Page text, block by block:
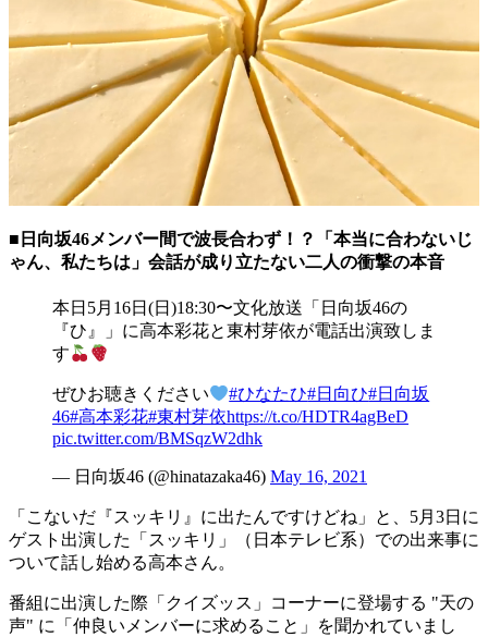
■日向坂46メンバー間で波長合わず！？「本当に合わないじ
ゃん、私たちは」会話が成り立たない二人の衝撃の本音
本日5月16日(日)18:30〜文化放送「日向坂46の
『ひ』」に高本彩花と東村芽依が電話出演致しま
す
ぜひお聴きください #ひなたひ#日向ひ#日向坂
46#高本彩花#東村芽依https://t.co/HDTR4agBeD
pic.twitter.com/BMSqzW2dhk
— 日向坂46 (@hinatazaka46) May 16, 2021
「こないだ『スッキリ』に出たんですけどね」と、5月3日に
ゲスト出演した「スッキリ」（日本テレビ系）での出来事に
ついて話し始める高本さん。
番組に出演した際「クイズッス」コーナーに登場する "天の
声" に「仲良いメンバーに求めること」を聞かれていまし